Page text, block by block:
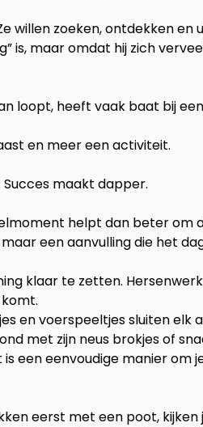
willen zoeken, ontdekken
is, maar omdat hij zich
loopt, heeft vaak baat bij
en meer een activiteit.
maakt dapper.
helpt dan beter om
een aanvulling die het
klaar te zetten.
en voerspeeltjes sluiten
met zijn neus brokjes of
een eenvoudige manier
eerst met een poot,